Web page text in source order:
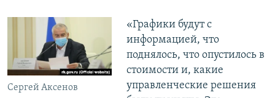
Сергей Аксенов
«Графики будут с
информацией, что
поднялось, что опустилось в
стоимости и, какие
управленческие решения